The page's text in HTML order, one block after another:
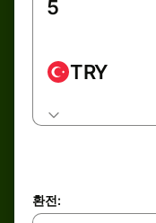
TRY
환전: